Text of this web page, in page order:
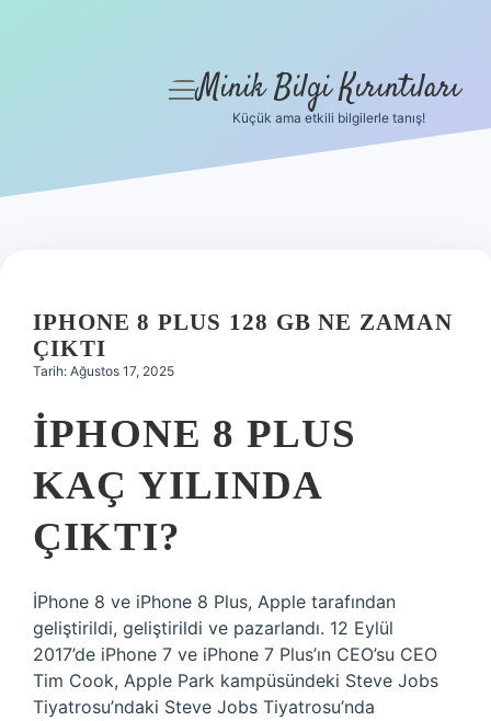
Hakkımızda
menüyü
Minik Bilgi Kırıntıları
Küçük ama etkili bilgilerle tanış!
IPHONE 8 PLUS 128 GB NE ZAMAN
ÇIKTI
Tarih: Ağustos 17, 2025
IPHONE 8 PLUS
KAÇ YILINDA
ÇIKTI?
İPhone 8 ve iPhone 8 Plus, Apple tarafından
geliştirildi, geliştirildi ve pazarlandı. 12 Eylül
2017’de iPhone 7 ve iPhone 7 Plus’ın CEO’su CEO
Tim Cook, Apple Park kampüsündeki Steve Jobs
Tiyatrosu’ndaki Steve Jobs Tiyatrosu’nda